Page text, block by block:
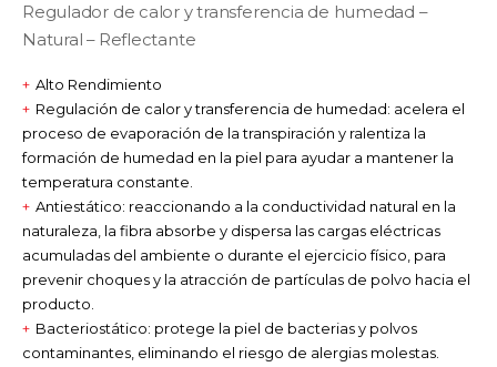
Regulador de calor y transferencia de humedad –
Natural – Reflectante
Alto Rendimiento
Regulación de calor y transferencia de humedad: acelera el
proceso de evaporación de la transpiración y ralentiza la
formación de humedad en la piel para ayudar a mantener la
temperatura constante.
Antiestático: reaccionando a la conductividad natural en la
naturaleza, la fibra absorbe y dispersa las cargas eléctricas
acumuladas del ambiente o durante el ejercicio físico, para
prevenir choques y la atracción de partículas de polvo hacia el
producto.
Bacteriostático: protege la piel de bacterias y polvos
contaminantes, eliminando el riesgo de alergias molestas.